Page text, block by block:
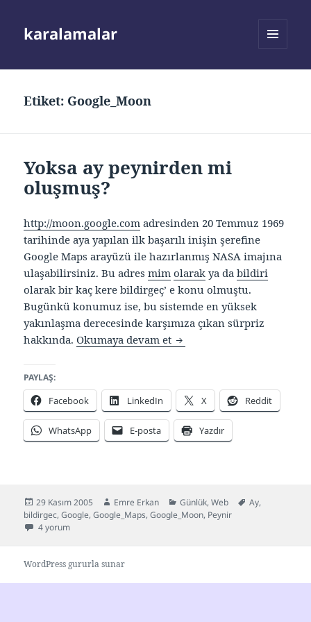
karalamalar
Etiket: Google_Moon
Yoksa ay peynirden mi
oluşmuş?
http://moon.google.com adresinden 20 Temmuz 1969
tarihinde aya yapılan ilk başarılı inişin şerefine
Google Maps arayüzü ile hazırlanmış NASA imajına
ulaşabilirsiniz. Bu adresmim olarak ya dabildiri
olarak bir kaç kere bildirgeç’ e konu olmuştu.
Bugünkü konumuz ise, bu sistemde en yüksek
yakınlaşma derecesinde karşımıza çıkan sürpriz
hakkında.Okumaya devam et Yoksa ay peynirden mi
PAYLAŞ:
Facebook LinkedIn X Reddit
WhatsApp E-posta Yazdır
Yayın
tarihi
29 Kasım 2005 Yazar
Emre Erkan Kategoriler
Günlük,Web Etiketler
Ay,
bildirgec,Google,Google_Maps,Google_Moon, Peynir
Yoksa ay peynirden mi oluşmuş? için
4 yorum
WordPress gururla sunar